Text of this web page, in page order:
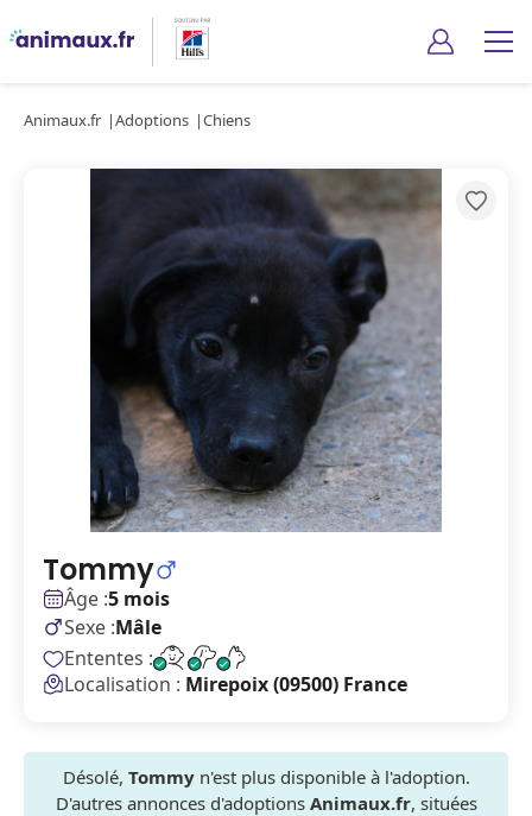
Animaux.fr Adoptions Chiens
Tommy
Âge :5 mois
Sexe :Mâle
Ententes :
Localisation : Mirepoix (09500) France
Désolé, Tommyn'est plus disponible à l'adoption.
D'autres annonces d'adoptions Animaux.fr, situées